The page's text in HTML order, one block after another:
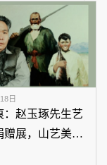
2025年12月23日
展览预告 | 致
艺术学院美术学
教师作品展即将